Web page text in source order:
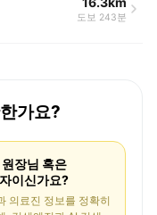
도보 243분
가요?
장님 혹은
이신가요?
의료진 정보를 정확히